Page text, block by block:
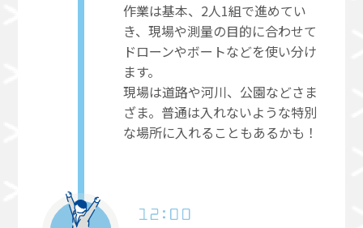
作業は基本、2人1組で進めてい
き、現場や測量の目的に合わせて
ドローンやボートなどを使い分け
ます。
現場は道路や河川、公園などさま
ざま。普通は入れないような特別
な場所に入れることもあるかも！